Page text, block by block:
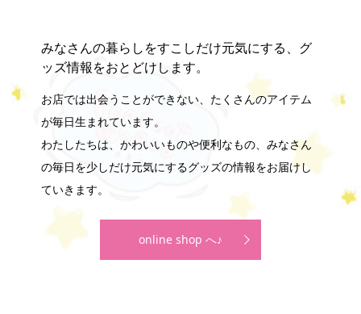
みなさんの暮らしをすこしだけ元気にする、グ
ッズ情報をおとどけします。
お店では出会うことができない、たくさんのアイテム
が毎日生まれています。
わたしたちは、かわいいものや便利なもの、みなさん
の毎日を少しだけ元気にするグッズの情報をお届けし
ていきます。
online shop へ♪